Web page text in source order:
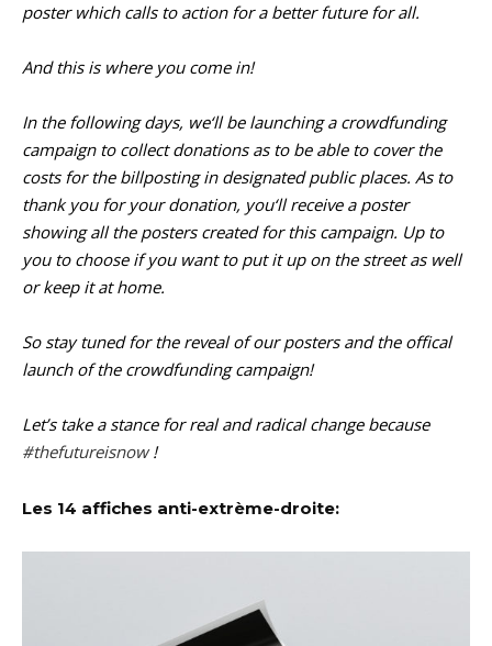
poster which calls to action for a better future for all.
And this is where you come in!
In the following days, we‘ll be launching a crowdfunding
campaign to collect donations as to be able to cover the
costs for the billposting in designated public places. As to
thank you for your donation, you‘ll receive a poster
showing all the posters created for this campaign. Up to
you to choose if you want to put it up on the street as well
or keep it at home.
So stay tuned for the reveal of our posters and the offical
launch of the crowdfunding campaign!
Let’s take a stance for real and radical change because
#thefutureisnow!
Les 14 affiches anti-extrème-droite: